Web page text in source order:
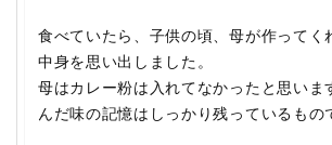
食べていたら、子供の頃、母が作ってく
中身を思い出しました。
母はカレー粉は入れてなかったと思いま
んだ味の記憶はしっかり残っているもの